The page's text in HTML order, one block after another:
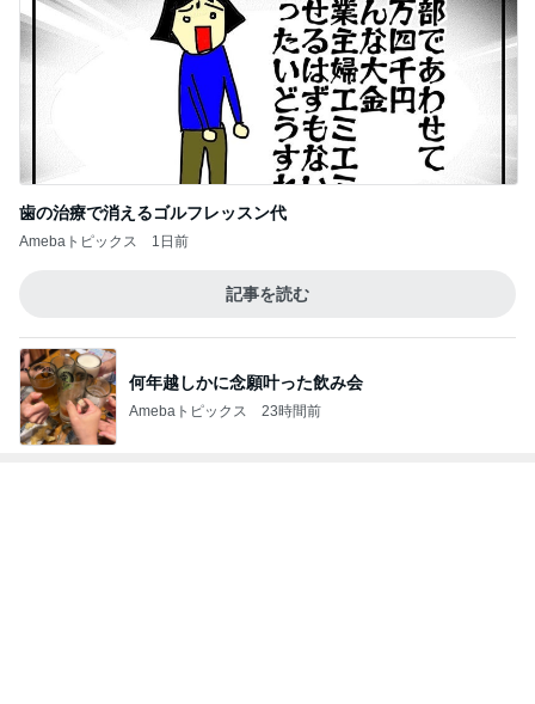
歯の治療で消えるゴルフレッスン代
Amebaトピックス 1日前
記事を読む
何年越しかに念願叶った飲み会
Amebaトピックス 23時間前